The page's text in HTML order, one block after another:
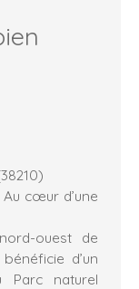
cœur d’une
ouest de
d’un
Parc naturel